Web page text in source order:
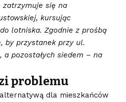
się na
kursując
lotniska. Zgodnie z prośbą
by przystanek przy ul.
a pozostałych siedem – na
problemu
dla mieszkańców